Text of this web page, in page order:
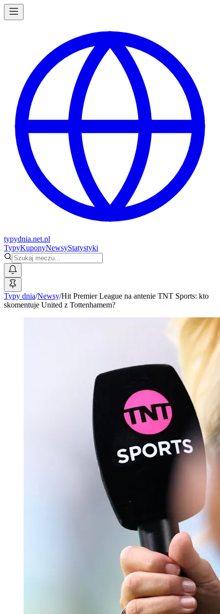
typydnia.net.pl
TypyKuponyNewsyStatystyki
Typy dnia/Newsy/Hit Premier League na antenie TNT Sports: kto
skomentuje United z Tottenhamem?